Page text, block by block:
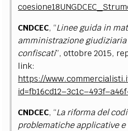
CNDCEC, “Linee guida in
amministrazione
confiscati”, ottobre 2015,
link:
https://
CNDCEC, “La riforma del
problematiche applicative e